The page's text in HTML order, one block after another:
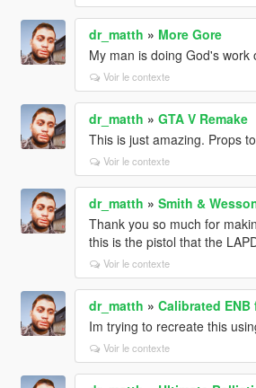
dr_matth » More Gore
My man is doing God's work
Voir le contexte
dr_matth » GTA V Remake
This is just amazing. Props
Voir le contexte
dr_matth » Smith &
Thank you so much for
this is the pistol that the
Voir le contexte
dr_matth » Calibrated
Im trying to recreate this
Voir le contexte